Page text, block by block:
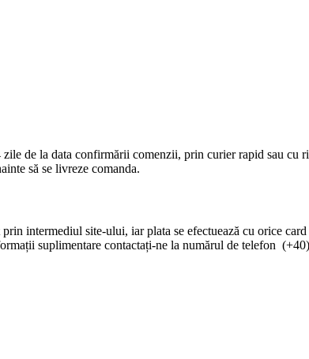
de la data confirmării comenzii, prin curier rapid sau cu
să se livreze comanda.
intermediul site-ului, iar plata se efectuează cu orice
suplimentare contactați-ne la numărul de telefon